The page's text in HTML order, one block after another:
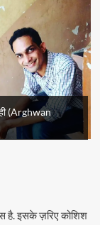
(Arghwan
है. इसके ज़रिए कोशिश